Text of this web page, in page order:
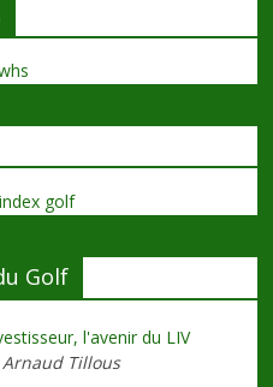
Golf
l'avenir du LIV
Arnaud Tillous